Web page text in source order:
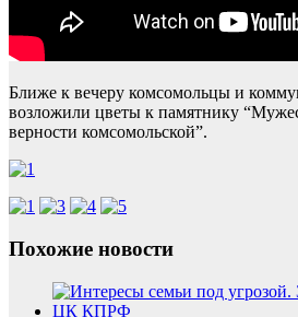
Ближе к вечеру комсомольцы и
возложили цветы к памятнику
верности комсомольской”.
Похожие новости